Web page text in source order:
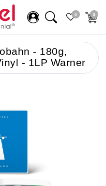
0 0
- 180g,
- 1LP Warner